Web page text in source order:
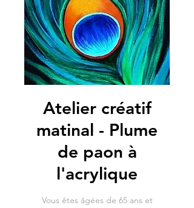
Atelier créatif
matinal - Plume
de paon à
l'acrylique
Vous êtes âgées de 65 ans et